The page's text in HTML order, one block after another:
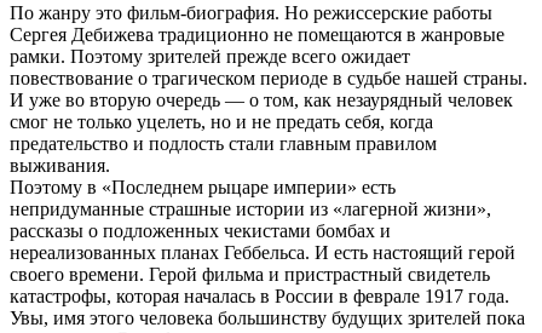
По жанру это фильм-биография. Но режиссерские работы
Сергея Дебижева традиционно не помещаются в жанровые
рамки. Поэтому зрителей прежде всего ожидает
повествование о трагическом периоде в судьбе нашей страны.
И уже во вторую очередь — о том, как незаурядный человек
смог не только уцелеть, но и не предать себя, когда
предательство и подлость стали главным правилом
выживания.
Поэтому в «Последнем рыцаре империи» есть
непридуманные страшные истории из «лагерной жизни»,
рассказы о подложенных чекистами бомбах и
нереализованных планах Геббельса. И есть настоящий герой
своего времени. Герой фильма и пристрастный свидетель
катастрофы, которая началась в России в феврале 1917 года.
Увы, имя этого человека большинству будущих зрителей пока